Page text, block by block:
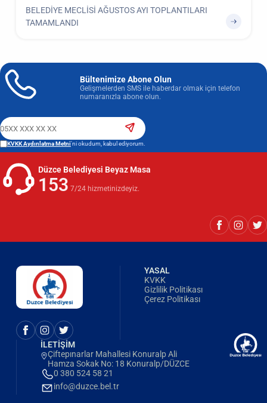
BELEDİYE MECLİSİ AĞUSTOS AYI TOPLANTILARI
TAMAMLANDI
Bültenimize Abone Olun
Gelişmelerden SMS ile haberdar olmak için telefon
numaranızla abone olun.
KVKK Aydınlatma Metni'ni okudum, kabul ediyorum.
Düzce Belediyesi Beyaz Masa
153 7/24 hizmetinizdeyiz.
YASAL
KVKK
Gizlilik Politikası
Çerez Politikası
İLETİŞİM
Çiftepınarlar Mahallesi Konuralp Ali
Hamza Sokak No: 18 Konuralp/DÜZCE
0 380 524 58 21
info@duzce.bel.tr